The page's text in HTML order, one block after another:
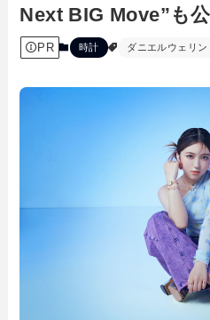
Next BIG Move”も
PR 時計 ダニエルウェリン